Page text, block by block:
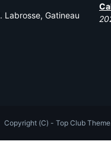
Labrosse, Gatineau
Copyright (C) - Top Club